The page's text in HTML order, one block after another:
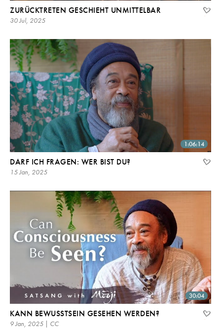
ZURÜCKTRETEN GESCHIEHT UNMITTELBAR
30 Jul, 2025
1:06:14
DARF ICH FRAGEN: WER BIST DU?
15 Jan, 2025
30:04
KANN BEWUSSTSEIN GESEHEN WERDEN?
9 Jan, 2025 | CC